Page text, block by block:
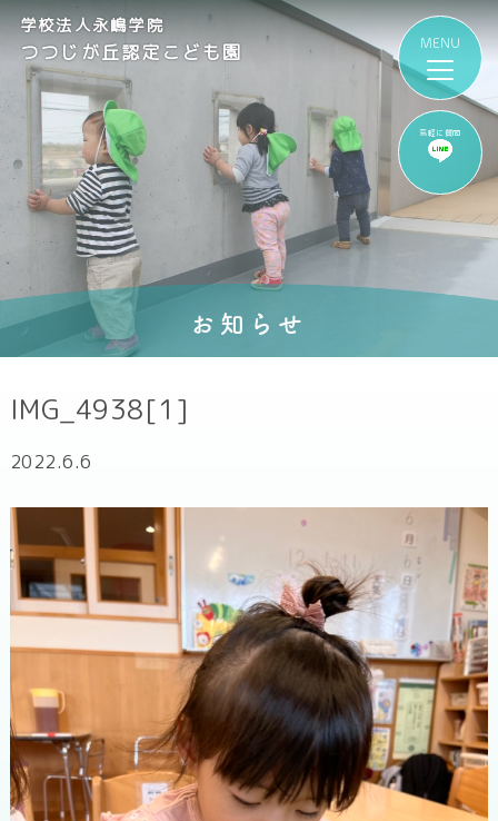
気軽に質問
学校法人永嶋学院
つつじが丘認定こども園
お知らせ
IMG_4938[1]
2022.6.6